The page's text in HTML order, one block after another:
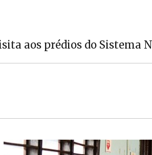
aos prédios do Sistema